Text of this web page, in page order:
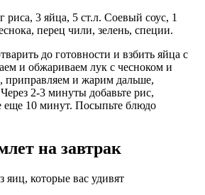
риса, 3 яйца, 5 ст.л. Соевый соус, 1
перец чили, зелень, специи.
до готовности и взбить яйца с
и обжариваем лук с чесноком и
приправляем и жарим дальше,
2-3 минуты добавьте рис,
еще 10 минут. Посыпьте блюдо
на завтрак